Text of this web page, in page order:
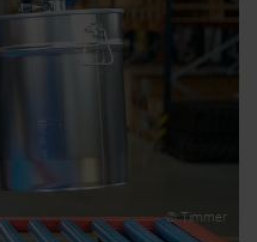
© Timmer